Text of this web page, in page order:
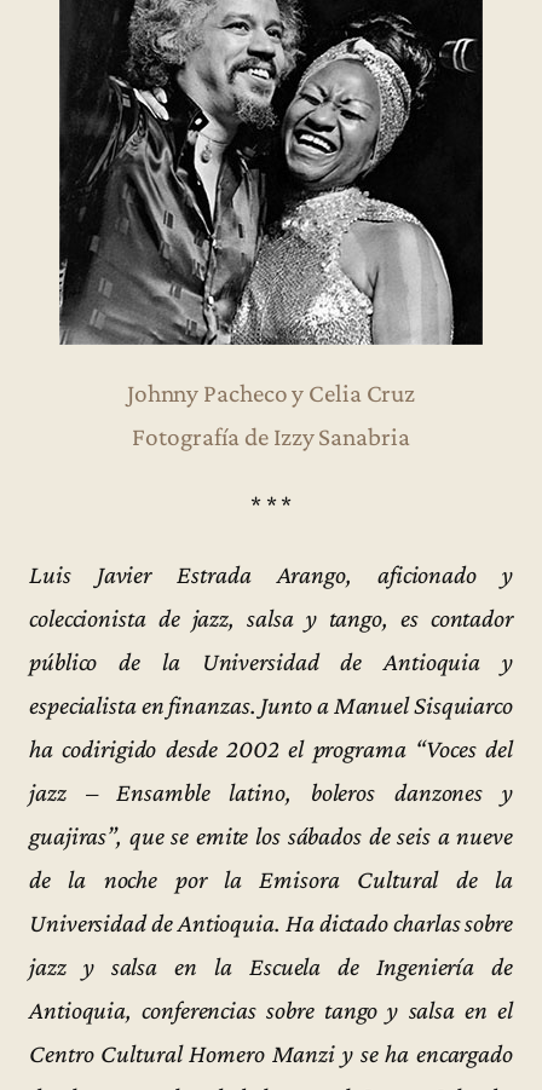
Johnny Pacheco y Celia Cruz
Fotografía de Izzy Sanabria
* * *
Luis Javier Estrada Arango, aficionado y
coleccionista de jazz, salsa y tango, es contador
público de la Universidad de Antioquia y
especialista en finanzas. Junto a Manuel Sisquiarco
ha codirigido desde 2002 el programa “Voces del
jazz – Ensamble latino, boleros danzones y
guajiras”, que se emite los sábados de seis a nueve
de la noche por la Emisora Cultural de la
Universidad de Antioquia. Ha dictado charlas sobre
jazz y salsa en la Escuela de Ingeniería de
Antioquia, conferencias sobre tango y salsa en el
Centro Cultural Homero Manzi y se ha encargado